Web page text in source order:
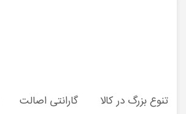
تنوع بزرگ در کالا گارانتی اصالت